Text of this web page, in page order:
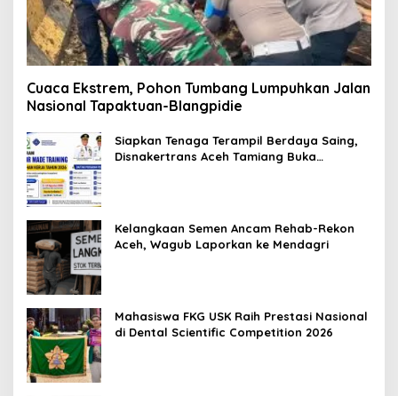
Cuaca Ekstrem, Pohon Tumbang Lumpuhkan Jalan
Nasional Tapaktuan-Blangpidie
Siapkan Tenaga Terampil Berdaya Saing,
Disnakertrans Aceh Tamiang Buka
Kelangkaan Semen Ancam Rehab-Rekon
Aceh, Wagub Laporkan ke Mendagri
Mahasiswa FKG USK Raih Prestasi Nasional
di Dental Scientific Competition 2026